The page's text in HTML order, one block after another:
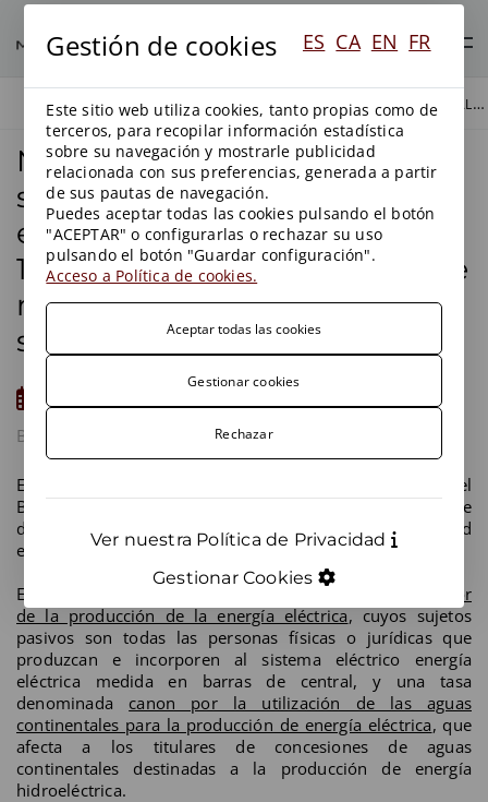
BLOG BLOG NUEVOS TRIBUTOS ESTATALES SOBRE LA PRODUCCIÓN DE ENERGÍA ELÉCTRICA: LA LEY 15/2012, DE 27 DE DICIEMBRE, DE MEDIDAS FISCALES PARA LA SOSTENIBILIDAD ENERGÉTICA
Nuevos tributos estatales
sobre la producción de
energía eléctrica: la Ley
15/2012, de 27 de diciembre, de
medidas fiscales para la
sostenibilidad energética
11/01/2013
BLOG
El pasado día 28 de diciembre de 2012 fue publicada en el
Boletín Oficial del Estado la Ley 15/2012, de 27 de
diciembre, de medidas fiscales para la sostenibilidad
energética.
Esta Ley ha creado, entre otros, un
impuesto sobre el valor
de la producción de la energía eléctrica, cuyos sujetos
pasivos son todas las personas físicas o jurídicas que
produzcan e incorporen al sistema eléctrico energía
eléctrica medida en barras de central, y una tasa
denominada canon por la utilización de las aguas
continentales para la producción de energía eléctrica, que
afecta a los titulares de concesiones de aguas
continentales destinadas a la producción de energía
hidroeléctrica.
Gestión de cookies ES CA EN FR
Este sitio web utiliza cookies, tanto propias como de
terceros, para recopilar información estadística
sobre su navegación y mostrarle publicidad
relacionada con sus preferencias, generada a partir
de sus pautas de navegación.
Puedes aceptar todas las cookies pulsando el botón
"ACEPTAR" o configurarlas o rechazar su uso
pulsando el botón "Guardar configuración".
Acceso a Política de cookies.
Aceptar todas las cookies
Gestionar cookies
Rechazar
Ver nuestra Política de Privacidad
Gestionar Cookies